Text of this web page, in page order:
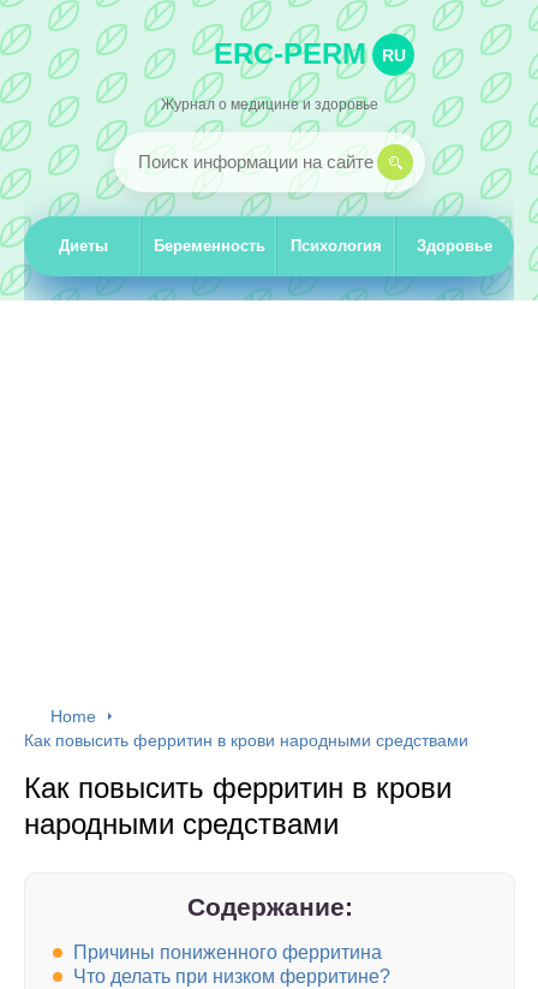
ERC-PERM RU
Журнал о медицине и здоровье
Диеты Беременность Психология Здоровье
Home
Как повысить ферритин в крови народными средствами
Как повысить ферритин в крови
народными средствами
Содержание:
Причины пониженного ферритина
Что делать при низком ферритине?